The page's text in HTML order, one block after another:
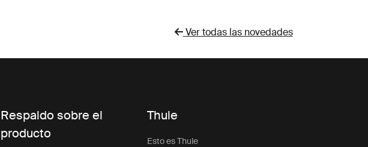
Ver todas las novedades
Respaldo sobre el
producto
Thule
Esto es Thule